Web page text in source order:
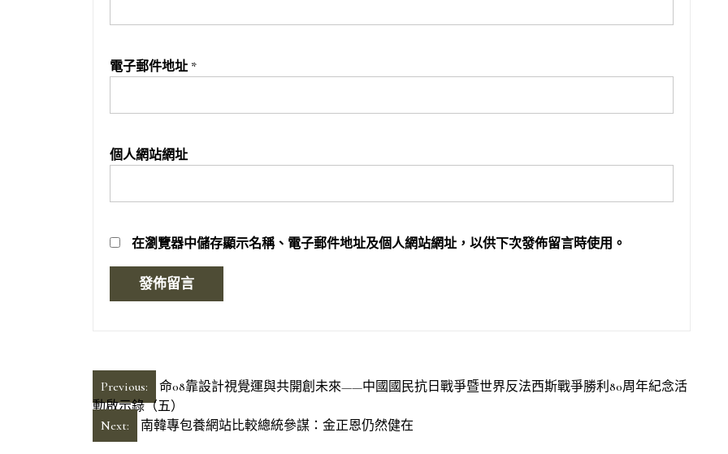
電子郵件地址 *
個人網站網址
在瀏覽器中儲存顯示名稱、電子郵件地址及個人網站網址，以供下次發佈留言時使用。
文
章
Previous:
命08靠設計視覺運與共開創未來——中國國民抗日戰爭暨世界反法西斯戰爭勝利80周年紀念活
動啟示錄（五）
Next:
南韓專包養網站比較總統參謀：金正恩仍然健在